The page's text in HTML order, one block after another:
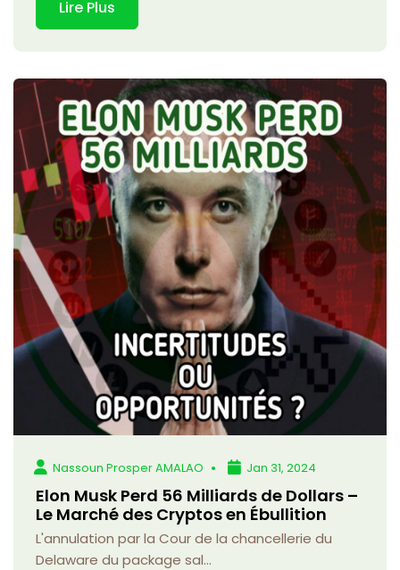
Lire Plus
Nassoun Prosper AMALAO Jan 31, 2024
Elon Musk Perd 56 Milliards de Dollars –
Le Marché des Cryptos en Ébullition
L'annulation par la Cour de la chancellerie du
Delaware du package sal...